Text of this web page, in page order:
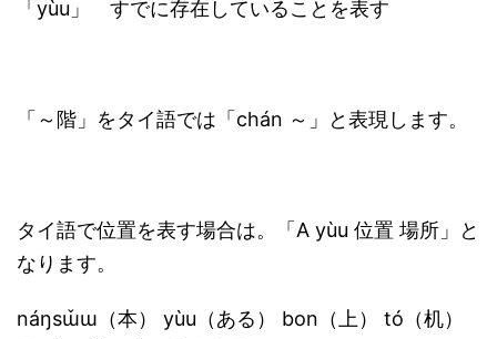
「yùu」 すでに存在していることを表す
「～階」をタイ語では「chán ～」と表現します。
タイ語で位置を表す場合は。「A yùu 位置 場所」と
なります。
náŋsɯ̌ɯ（本） yùu（ある） bon（上） tó（机）